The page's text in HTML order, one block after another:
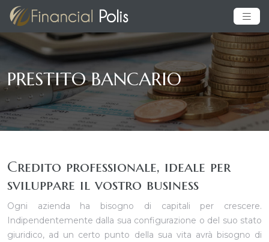
PRESTITO BANCARIO
Credito professionale, ideale per
sviluppare il vostro business
Ogni azienda ha bisogno di capitali per crescere.
Indipendentemente dalla sua configurazione o del suo stato
giuridico, ad un certo punto della sua vita avrà bisogno di